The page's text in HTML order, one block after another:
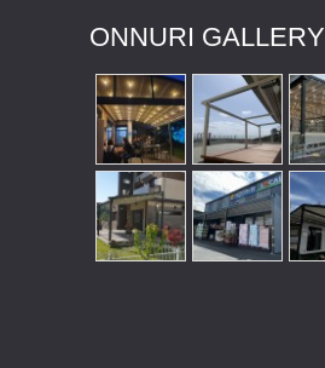
ONNURI GALLERY